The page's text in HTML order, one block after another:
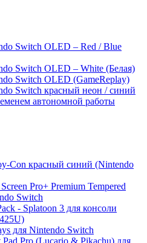
Switch OLED – Red / Blue
Switch OLED – White (Белая)
Switch OLED (GameReplay)
Switch красный неон / синий
автономной работы
Con красный синий (Nintendo
Pro+ Premium Tempered
Switch
- Splatoon 3 для консоли
для Nintendo Switch
Pro (Lucario & Pikachu) для